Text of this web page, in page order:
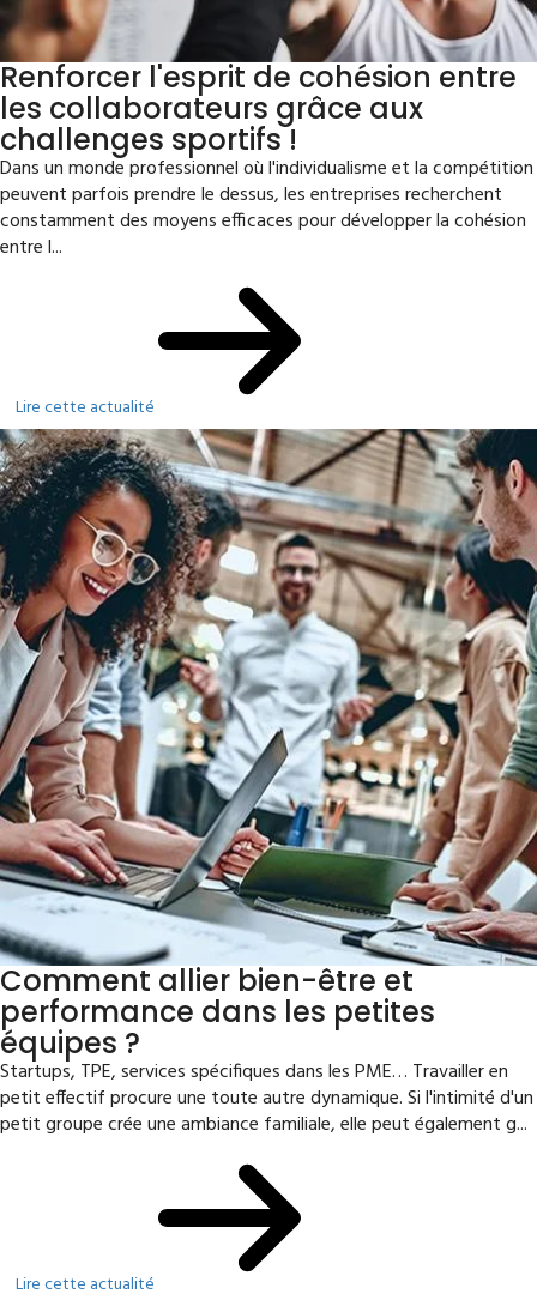
Renforcer l'esprit de cohésion entre
les collaborateurs grâce aux
challenges sportifs !
Dans un monde professionnel où l'individualisme et la compétition
peuvent parfois prendre le dessus, les entreprises recherchent
constamment des moyens efficaces pour développer la cohésion
entre l...
Lire cette actualité
Comment allier bien-être et
performance dans les petites
équipes ?
Startups, TPE, services spécifiques dans les PME… Travailler en
petit effectif procure une toute autre dynamique. Si l'intimité d'un
petit groupe crée une ambiance familiale, elle peut également g...
Lire cette actualité